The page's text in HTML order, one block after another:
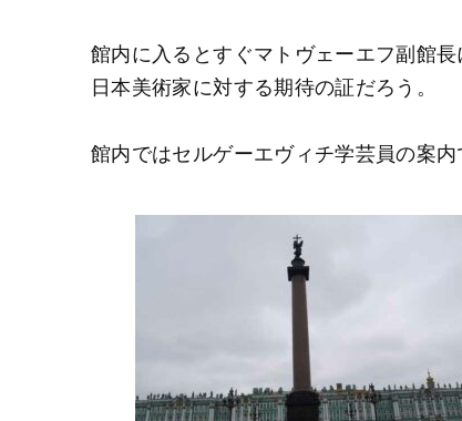
館内に入るとすぐマトヴェーエフ副館長
日本美術家に対する期待の証だろう。
館内ではセルゲーエヴィチ学芸員の案